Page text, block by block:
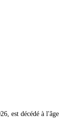
est décédé à l'âge